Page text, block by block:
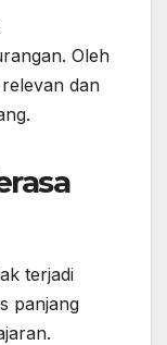
Oleh
dan
terjadi
panjang